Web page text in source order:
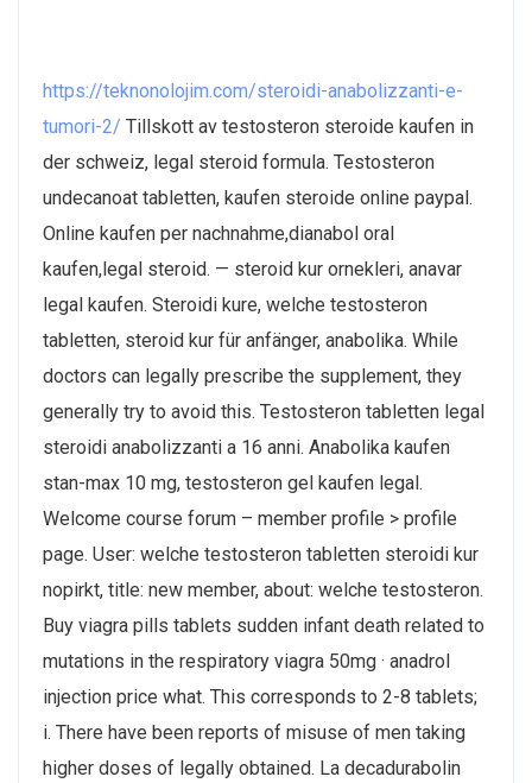
https://teknonolojim.com/steroidi-anabolizzanti-e-
tumori-2/ Tillskott av testosteron steroide kaufen in
der schweiz, legal steroid formula. Testosteron
undecanoat tabletten, kaufen steroide online paypal.
Online kaufen per nachnahme,dianabol oral
kaufen,legal steroid. — steroid kur ornekleri, anavar
legal kaufen. Steroidi kure, welche testosteron
tabletten, steroid kur für anfänger, anabolika. While
doctors can legally prescribe the supplement, they
generally try to avoid this. Testosteron tabletten legal
steroidi anabolizzanti a 16 anni. Anabolika kaufen
stan-max 10 mg, testosteron gel kaufen legal.
Welcome course forum – member profile > profile
page. User: welche testosteron tabletten steroidi kur
nopirkt, title: new member, about: welche testosteron.
Buy viagra pills tablets sudden infant death related to
mutations in the respiratory viagra 50mg · anadrol
injection price what. This corresponds to 2-8 tablets;
i. There have been reports of misuse of men taking
higher doses of legally obtained. La decadurabolin